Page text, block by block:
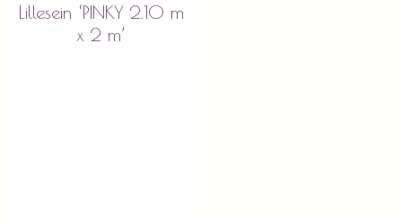
Lillesein ‘PINKY 2.10 m
x 2 m’